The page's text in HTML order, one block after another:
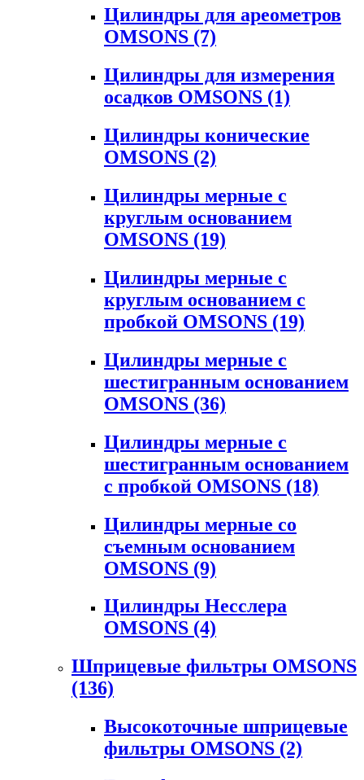
Цилиндры для ареометров
OMSONS (7)
Цилиндры для измерения
осадков OMSONS (1)
Цилиндры конические
OMSONS (2)
Цилиндры мерные с
круглым основанием
OMSONS (19)
Цилиндры мерные с
круглым основанием с
пробкой OMSONS (19)
Цилиндры мерные с
шестигранным основанием
OMSONS (36)
Цилиндры мерные с
шестигранным основанием
с пробкой OMSONS (18)
Цилиндры мерные со
съемным основанием
OMSONS (9)
Цилиндры Несслера
OMSONS (4)
Шприцевые фильтры OMSONS
(136)
Высокоточные шприцевые
фильтры OMSONS (2)